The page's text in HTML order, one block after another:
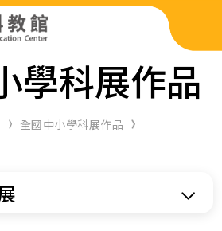
學科展作品
全國中小學科展作品